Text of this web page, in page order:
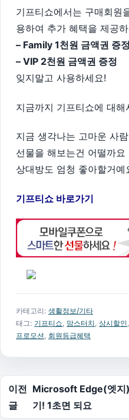
기프티쇼에서는 구매회원
용하여 추가 혜택을 제공
– Family 1천원 금액권 증정
– VIP 2천원 금액권 증정
잊지말고 사용하세요!
지금까지 기프티쇼에 대해
지금 생각나는 고마운 사
선물을 해보는건 어떨까요
상대방도 엄청 좋아할거예
기프티쇼 바로가기
카테고리: 생활정보/기타
태그: 기프티쇼, 맘스터치, 상시할인,
프로모션, 회원등급혜택
글 탐색
이전
글
Microsoft Edge(엣지)
기! 1초면 되요